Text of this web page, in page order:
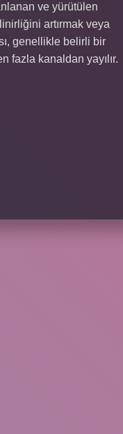
ve yürütülen
artırmak veya
genellikle belirli bir
fazla kanaldan yayılır.